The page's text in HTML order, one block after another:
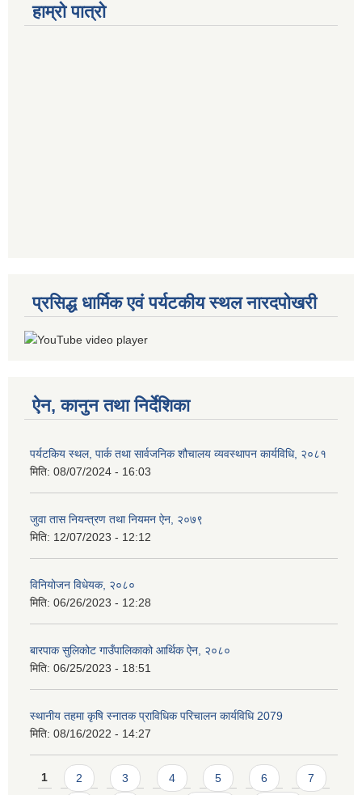
हाम्रो पात्रो
प्रसिद्ध धार्मिक एवं पर्यटकीय स्थल नारदपोखरी
ऐन, कानुन तथा निर्देशिका
पर्यटकिय स्थल, पार्क तथा सार्वजनिक शौचालय व्यवस्थापन कार्यविधि, २०८१
मिति: 08/07/2024 - 16:03
जुवा तास नियन्त्रण तथा नियमन ऐन, २०७९
मिति: 12/07/2023 - 12:12
विनियोजन विधेयक, २०८०
मिति: 06/26/2023 - 12:28
बारपाक सुलिकोट गाउँपालिकाको आर्थिक ऐन, २०८०
मिति: 06/25/2023 - 18:51
स्थानीय तहमा कृषि स्नातक प्राविधिक परिचालन कार्यविधि 2079
मिति: 08/16/2022 - 14:27
Pages
1 2 3 4 5 6 7